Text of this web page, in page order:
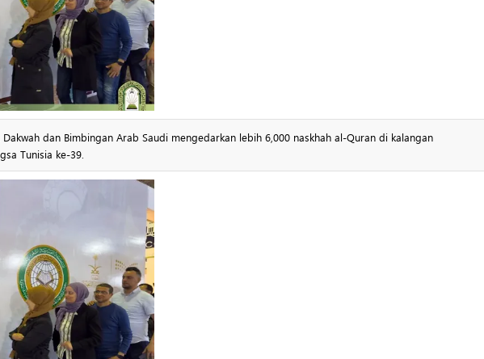
dan Bimbingan Arab Saudi mengedarkan lebih 6,000 naskhah al-Quran di kalangan
Tunisia ke-39.